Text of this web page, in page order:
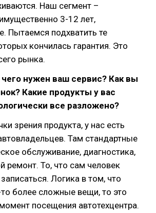
Наш сегмент –
3-12 лет,
Пытаемся подхватить те
кончилась гарантия. Это
рынка.
нужен ваш сервис? Как вы
Какие продукты у вас
все разложено?
зрения продукта, у нас есть
Там стандартные
обслуживание, диагностика,
ремонт. То, что сам человек
Логика в том, что
то более сложные вещи, то это
посещения автотехцентра.